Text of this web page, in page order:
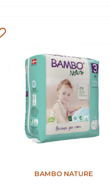
BAMBO NATURE